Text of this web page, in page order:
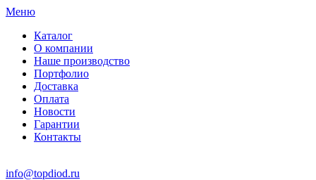
Меню
Каталог
О компании
Наше производство
Портфолио
Доставка
Оплата
Новости
Гарантии
Контакты
info@topdiod.ru